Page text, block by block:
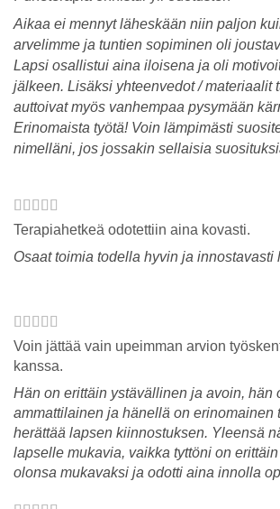
Aikaa ei mennyt läheskään niin paljon
arvelimme ja tuntien sopiminen oli
Lapsi osallistui aina iloisena ja oli
jälkeen. Lisäksi yhteenvedot / materiaalit
auttoivat myös vanhempaa pysymään
Erinomaista työtä! Voin lämpimästi
nimelläni, jos jossakin sellaisia suosituksia
Terapiahetkeä odotettiin aina kovasti.
Osaat toimia todella hyvin ja innostavasti
Voin jättää vain upeimman arvion
kanssa.
Hän on erittäin ystävällinen ja avoin, hän
ammattilainen ja hänellä on erinomainen
herättää lapsen kiinnostuksen. Yleensä
lapselle mukavia, vaikka tyttöni on
olonsa mukavaksi ja odotti aina innolla